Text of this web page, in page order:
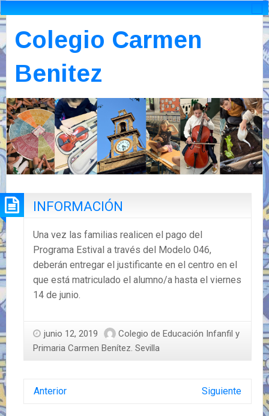
Colegio Carmen
Benitez
INFORMACIÓN
Una vez las familias realicen el pago del
Programa Estival a través del Modelo 046,
deberán entregar el justificante en el centro en el
que está matriculado el alumno/a hasta el viernes
14 de junio.
junio 12, 2019
Colegio de Educación Infanfil y
Primaria Carmen Benítez. Sevilla
Anterior Siguiente